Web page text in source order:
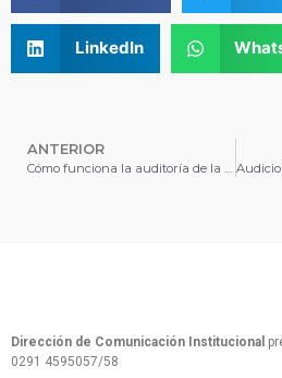
LinkedIn
ANTERIOR
Dirección de Comunicación Institucional
0291 4595057/58